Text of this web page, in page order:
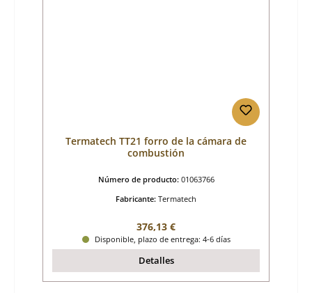
Termatech TT21 forro de la cámara de
combustión
Número de producto: 01063766
Fabricante: Termatech
Precio normal:
376,13 €
Disponible, plazo de entrega: 4-6 días
Detalles